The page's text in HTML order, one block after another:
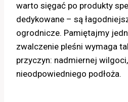
warto sięgać po produkty
dedykowane – są
ogrodnicze. Pamiętajmy
zwalczenie pleśni wymaga
przyczyn: nadmiernej
nieodpowiedniego podłoża.